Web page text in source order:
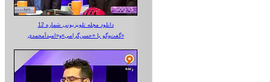
دانلود مجله تلویزیونی شماره 12
گفت‌وگو با «حسن‌گرامی»و«امیدآمحمدی»